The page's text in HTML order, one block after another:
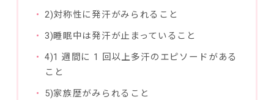
2)対称性に発汗がみられること
3)睡眠中は発汗が止まっていること
4)1 週間に 1 回以上多汗のエピソードがある
こと
5)家族歴がみられること